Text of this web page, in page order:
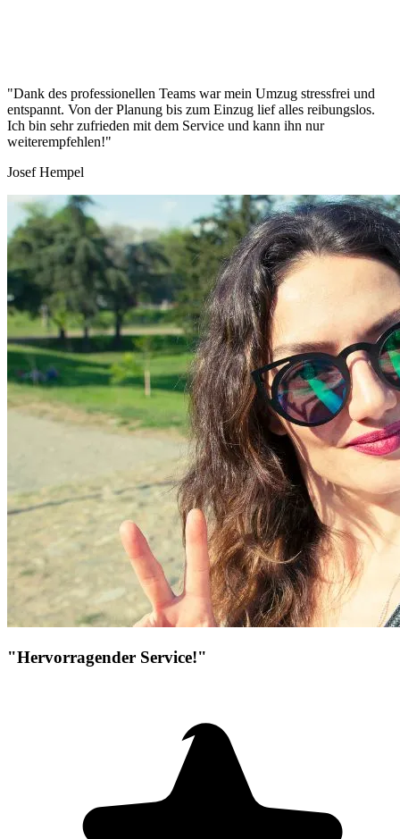
"Dank des professionellen Teams war mein Umzug stressfrei und
entspannt. Von der Planung bis zum Einzug lief alles reibungslos.
Ich bin sehr zufrieden mit dem Service und kann ihn nur
weiterempfehlen!"
Josef Hempel
"Hervorragender Service!"